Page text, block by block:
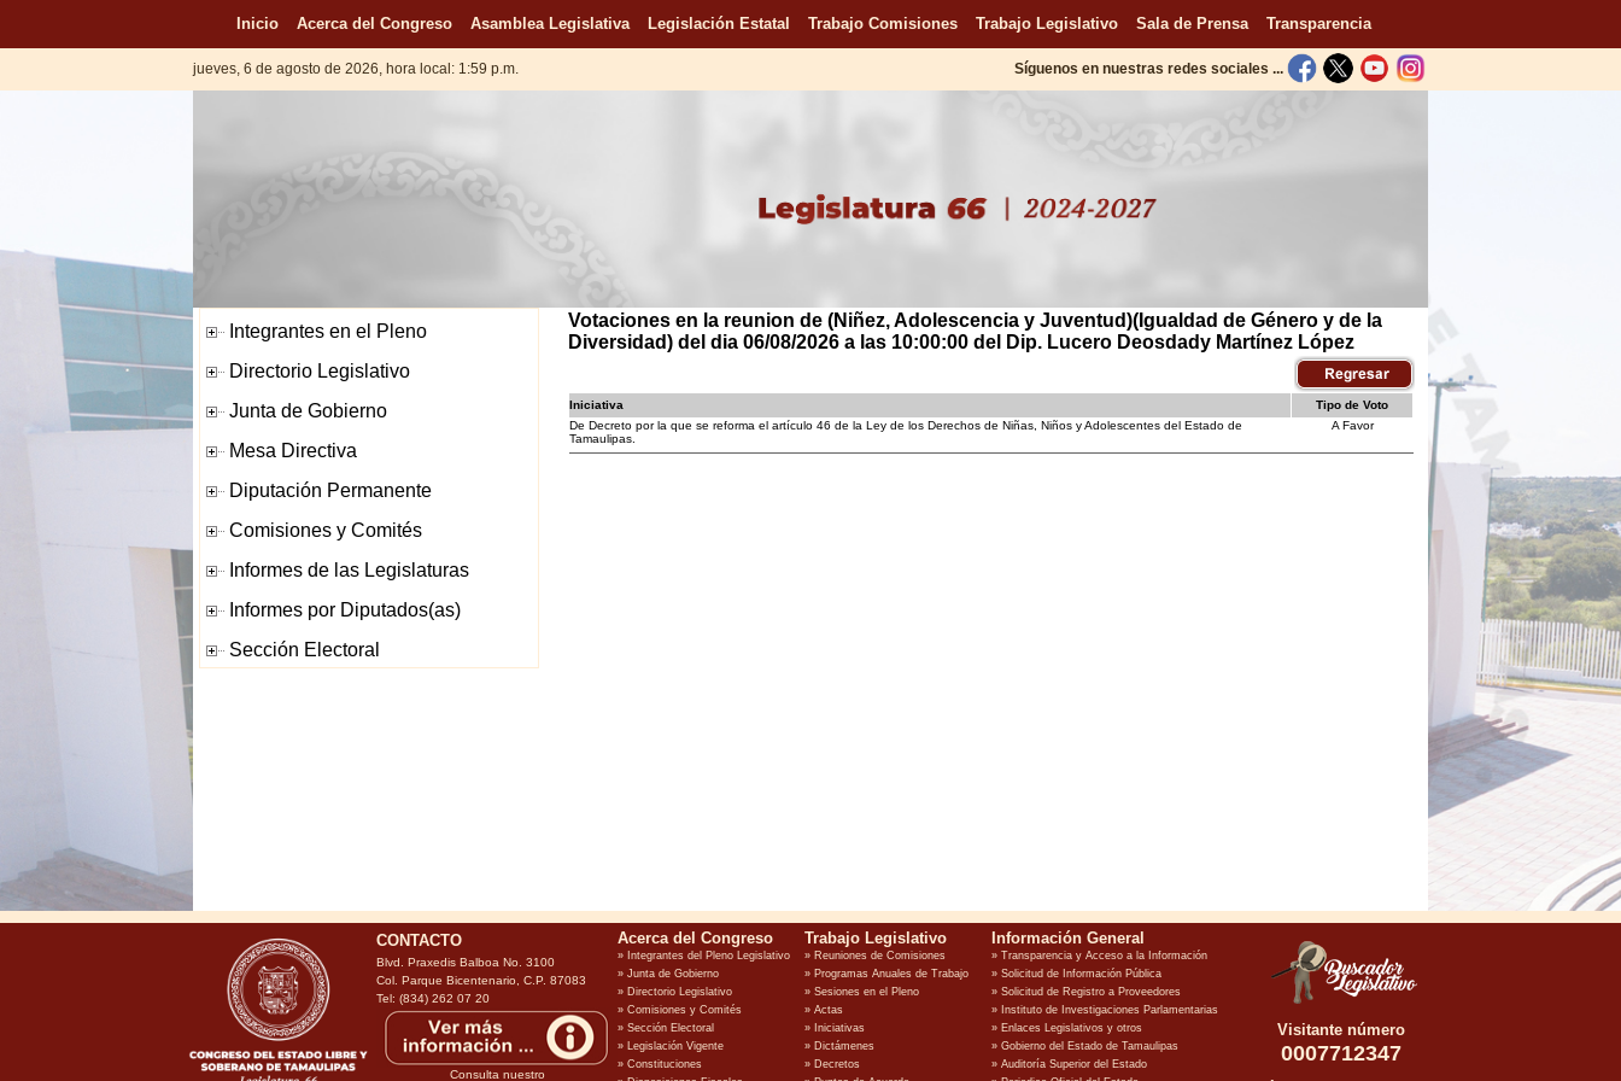
Inicio Acerca del Congreso Asamblea Legislativa Legislación Estatal Trabajo Comisiones Trabajo Legislativo Sala de Prensa Transparencia
jueves, 6 de agosto de 2026, hora local: 1:59 p.m. Síguenos en nuestras redes sociales ...
Votaciones en la reunion de (Niñez, Adolescencia y Juventud)(Igualdad de Género y de la
Diversidad) del dia 06/08/2026 a las 10:00:00 del Dip. Lucero Deosdady Martínez López
Iniciativa
Tipo de Voto
De Decreto por la que se reforma el artículo 46 de la Ley de los Derechos de Niñas, Niños y Adolescentes del Estado de
Tamaulipas.
A Favor
CONTACTO
Blvd. Praxedis Balboa No. 3100
Col. Parque Bicentenario, C.P. 87083
Tel: (834) 262 07 20
Consulta nuestro